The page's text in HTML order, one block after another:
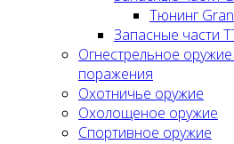
Тюнинг
Запасные части
Огнестрельное
поражения
Охотничье оружие
Охолощеное оружие
Спортивное оружие